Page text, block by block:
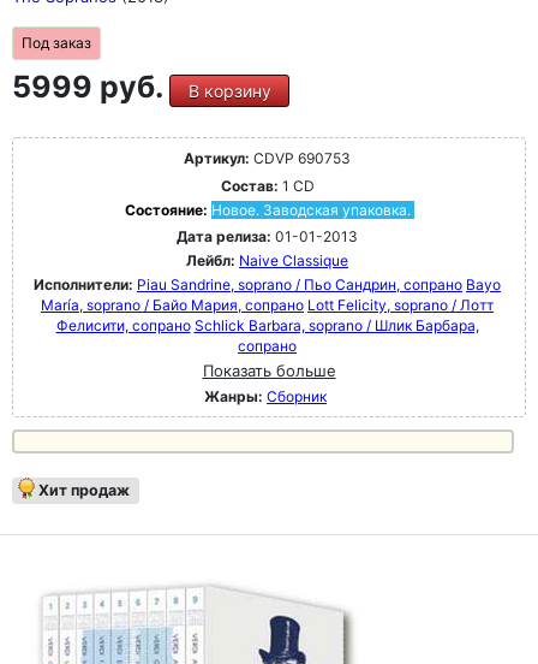
Под заказ
5999 руб. В корзину
Артикул: CDVP 690753
Состав: 1 CD
Состояние: Новое. Заводская упаковка.
Дата релиза: 01-01-2013
Лейбл: Naive Classique
Исполнители: Piau Sandrine, soprano / Пьо Сандрин, сопрано Bayo
María, soprano / Байо Мария, сопрано Lott Felicity, soprano / Лотт
Фелисити, сопрано Schlick Barbara, soprano / Шлик Барбара,
сопрано
Показать больше
Жанры: Сборник
Хит продаж